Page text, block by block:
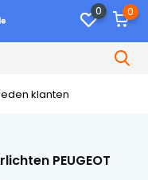
0 0
klanten
PEUGEOT